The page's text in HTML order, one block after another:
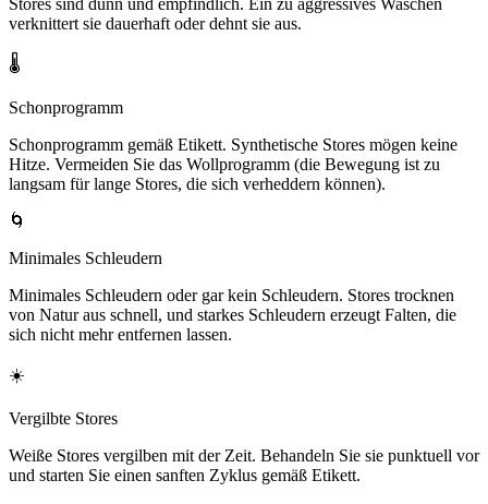
verknittert sie dauerhaft oder dehnt sie aus.
🌡️
Schonprogramm
Schonprogramm gemäß Etikett. Synthetische Stores mögen keine
Hitze. Vermeiden Sie das Wollprogramm (die Bewegung ist zu
langsam für lange Stores, die sich verheddern können).
🌀
Minimales Schleudern
Minimales Schleudern oder gar kein Schleudern. Stores trocknen
von Natur aus schnell, und starkes Schleudern erzeugt Falten, die
sich nicht mehr entfernen lassen.
☀️
Vergilbte Stores
Weiße Stores vergilben mit der Zeit. Behandeln Sie sie punktuell vor
und starten Sie einen sanften Zyklus gemäß Etikett.